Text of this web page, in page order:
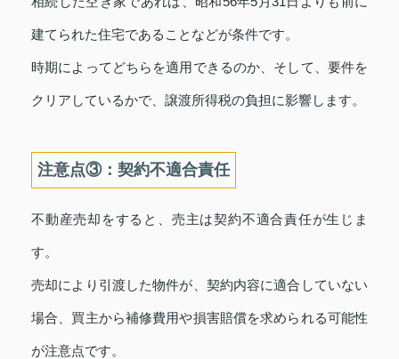
建てられた住宅であることなどが条件です。
時期によってどちらを適用できるのか、そして、要件を
クリアしているかで、譲渡所得税の負担に影響します。
注意点③：契約不適合責任
不動産売却をすると、売主は契約不適合責任が生じま
す。
売却により引渡した物件が、契約内容に適合していない
場合、買主から補修費用や損害賠償を求められる可能性
が注意点です。